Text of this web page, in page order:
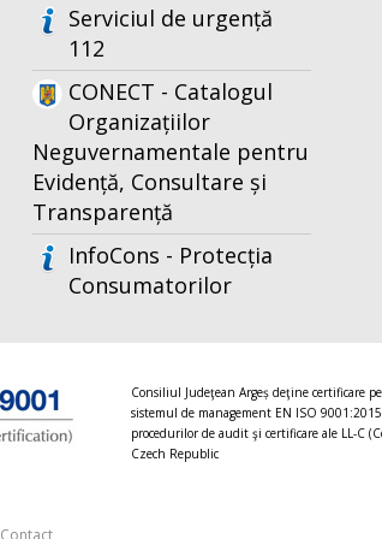
Serviciul de urgență
112
CONECT - Catalogul
Organizațiilor
Neguvernamentale pentru
Evidență, Consultare și
Transparență
InfoCons - Protecția
Consumatorilor
Consiliul Judeţean Argeș deţine certificare
sistemul de management EN ISO
procedurilor de audit şi certificare ale LL-C
Czech Republic
Contact